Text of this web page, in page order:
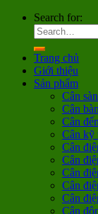
Search for:
Trang chủ
Giới thiệu
Sản phẩm
Cân
Cân
Cân
Cân kỹ
Cân
Cân
Cân
Cân
Cân
Cân